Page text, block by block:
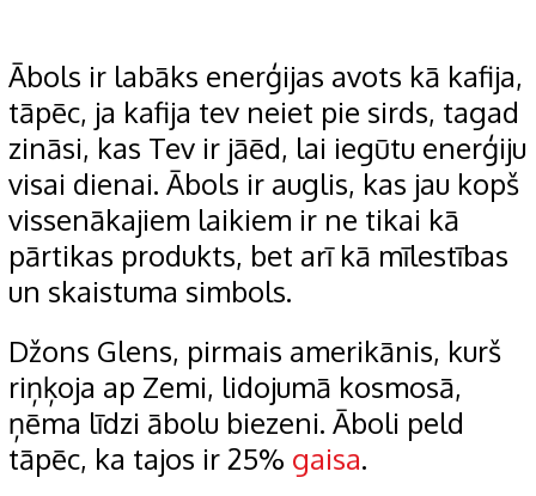
Ābols ir labāks enerģijas avots kā kafija,
tāpēc, ja kafija tev neiet pie sirds, tagad
zināsi, kas Tev ir jāēd, lai iegūtu enerģiju
visai dienai. Ābols ir auglis, kas jau kopš
vissenākajiem laikiem ir ne tikai kā
pārtikas produkts, bet arī kā mīlestības
un skaistuma simbols.
Džons Glens, pirmais amerikānis, kurš
riņķoja ap Zemi, lidojumā kosmosā,
ņēma līdzi ābolu biezeni. Āboli peld
tāpēc, ka tajos ir 25% gaisa.